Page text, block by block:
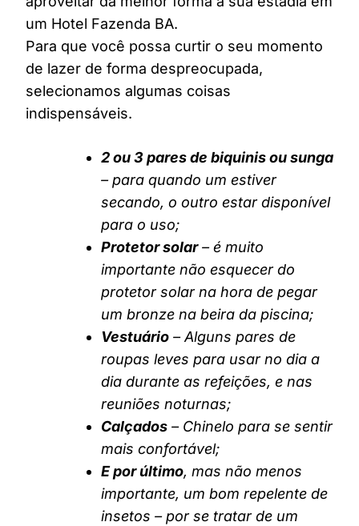
um Hotel Fazenda BA.
Para que você possa curtir o seu momento
de lazer de forma despreocupada,
selecionamos algumas coisas
indispensáveis.
2 ou 3 pares de biquinis ou sunga
– para quando um estiver
secando, o outro estar disponível
para o uso;
Protetor solar– é muito
importante não esquecer do
protetor solar na hora de pegar
um bronze na beira da piscina;
Vestuário – Alguns pares de
roupas leves para usar no dia a
dia durante as refeições, e nas
reuniões noturnas;
Calçados – Chinelo para se sentir
mais confortável;
E por último, mas não menos
importante, um bom repelente de
insetos – por se tratar de um